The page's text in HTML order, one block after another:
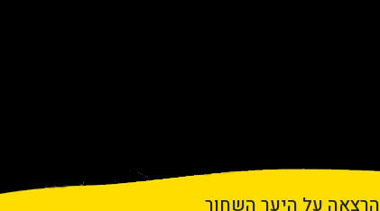
הרצאה על היער השחור